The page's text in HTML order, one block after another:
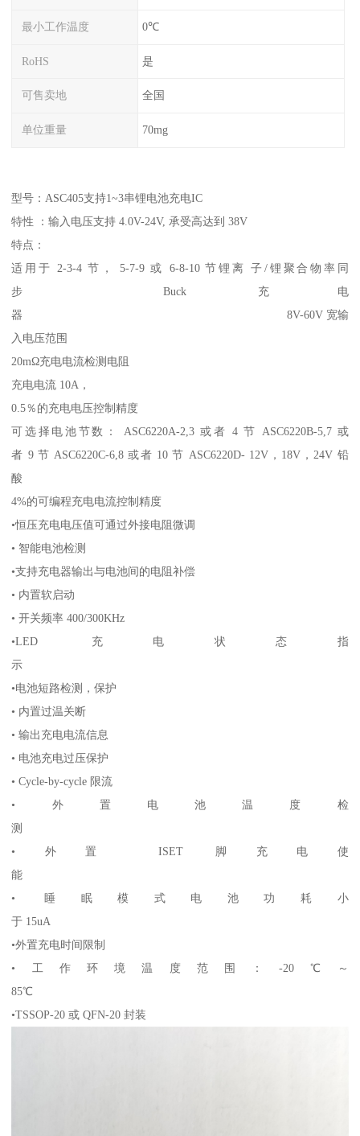
最小工作温度 0℃
RoHS 是
可售卖地 全国
单位重量 70mg
型号：ASC405支持1~3串锂电池充电IC
特性 ：输入电压支持 4.0V-24V, 承受高达到 38V
特点：
适用于 2-3-4 节， 5-7-9 或 6-8-10 节锂离 子/锂聚合物率同
步 Buck 充电
器 8V-60V 宽输
入电压范围
20mΩ充电电流检测电阻
充电电流 10A，
0.5％的充电电压控制精度
可选择电池节数： ASC6220A-2,3 或者 4 节 ASC6220B-5,7 或
者 9 节 ASC6220C-6,8 或者 10 节 ASC6220D- 12V，18V，24V 铅
酸
4%的可编程充电电流控制精度
•恒压充电电压值可通过外接电阻微调
• 智能电池检测
•支持充电器输出与电池间的电阻补偿
• 内置软启动
• 开关频率 400/300KHz
•LED 充电状态指
示
•电池短路检测，保护
• 内置过温关断
• 输出充电电流信息
• 电池充电过压保护
• Cycle-by-cycle 限流
•外置电池温度检
测
•外置 ISET 脚充电使
能
• 睡眠模式电池功耗小
于 15uA
•外置充电时间限制
•工作环境温度范围：-20℃～
85℃
•TSSOP-20 或 QFN-20 封装